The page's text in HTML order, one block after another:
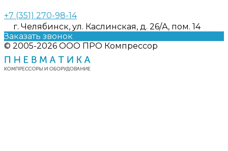
+7 (351) 270-98-14
г. Челябинск, ул. Каслинская, д. 26/А, пом. 14
Заказать звонок
© 2005-2026 ООО ПРО Компрессор